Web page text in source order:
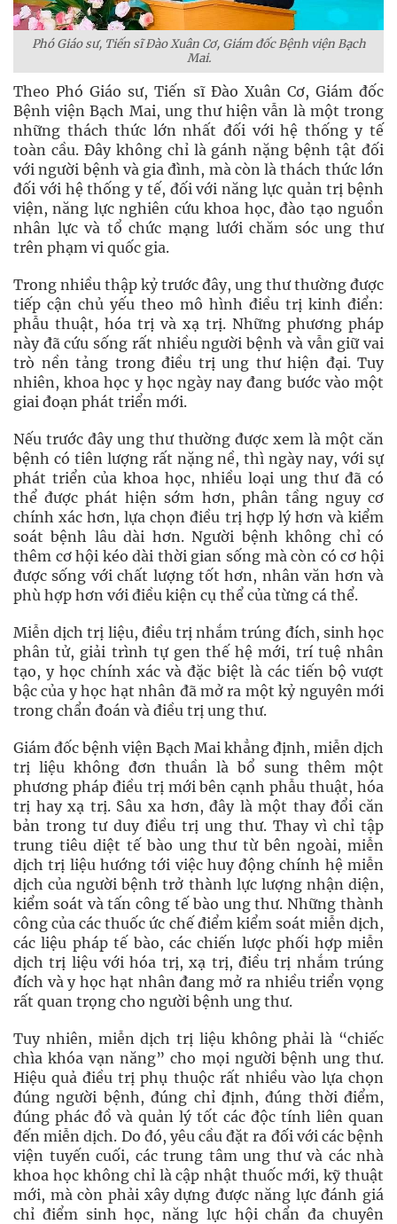
Phó Giáo sư, Tiến sĩ Đào Xuân Cơ, Giám đốc Bệnh viện Bạch
Mai.
Theo Phó Giáo sư, Tiến sĩ Đào Xuân Cơ, Giám đốc
Bệnh viện Bạch Mai, ung thư hiện vẫn là một trong
những thách thức lớn nhất đối với hệ thống y tế
toàn cầu. Đây không chỉ là gánh nặng bệnh tật đối
với người bệnh và gia đình, mà còn là thách thức lớn
đối với hệ thống y tế, đối với năng lực quản trị bệnh
viện, năng lực nghiên cứu khoa học, đào tạo nguồn
nhân lực và tổ chức mạng lưới chăm sóc ung thư
trên phạm vi quốc gia.
Trong nhiều thập kỷ trước đây, ung thư thường được
tiếp cận chủ yếu theo mô hình điều trị kinh điển:
phẫu thuật, hóa trị và xạ trị. Những phương pháp
này đã cứu sống rất nhiều người bệnh và vẫn giữ vai
trò nền tảng trong điều trị ung thư hiện đại. Tuy
nhiên, khoa học y học ngày nay đang bước vào một
giai đoạn phát triển mới.
Nếu trước đây ung thư thường được xem là một căn
bệnh có tiên lượng rất nặng nề, thì ngày nay, với sự
phát triển của khoa học, nhiều loại ung thư đã có
thể được phát hiện sớm hơn, phân tầng nguy cơ
chính xác hơn, lựa chọn điều trị hợp lý hơn và kiểm
soát bệnh lâu dài hơn. Người bệnh không chỉ có
thêm cơ hội kéo dài thời gian sống mà còn có cơ hội
được sống với chất lượng tốt hơn, nhân văn hơn và
phù hợp hơn với điều kiện cụ thể của từng cá thể.
Miễn dịch trị liệu, điều trị nhắm trúng đích, sinh học
phân tử, giải trình tự gen thế hệ mới, trí tuệ nhân
tạo, y học chính xác và đặc biệt là các tiến bộ vượt
bậc của y học hạt nhân đã mở ra một kỷ nguyên mới
trong chẩn đoán và điều trị ung thư.
Giám đốc bệnh viện Bạch Mai khẳng định, miễn dịch
trị liệu không đơn thuần là bổ sung thêm một
phương pháp điều trị mới bên cạnh phẫu thuật, hóa
trị hay xạ trị. Sâu xa hơn, đây là một thay đổi căn
bản trong tư duy điều trị ung thư. Thay vì chỉ tập
trung tiêu diệt tế bào ung thư từ bên ngoài, miễn
dịch trị liệu hướng tới việc huy động chính hệ miễn
dịch của người bệnh trở thành lực lượng nhận diện,
kiểm soát và tấn công tế bào ung thư. Những thành
công của các thuốc ức chế điểm kiểm soát miễn dịch,
các liệu pháp tế bào, các chiến lược phối hợp miễn
dịch trị liệu với hóa trị, xạ trị, điều trị nhắm trúng
đích và y học hạt nhân đang mở ra nhiều triển vọng
rất quan trọng cho người bệnh ung thư.
Tuy nhiên, miễn dịch trị liệu không phải là “chiếc
chìa khóa vạn năng” cho mọi người bệnh ung thư.
Hiệu quả điều trị phụ thuộc rất nhiều vào lựa chọn
đúng người bệnh, đúng chỉ định, đúng thời điểm,
đúng phác đồ và quản lý tốt các độc tính liên quan
đến miễn dịch. Do đó, yêu cầu đặt ra đối với các bệnh
viện tuyến cuối, các trung tâm ung thư và các nhà
khoa học không chỉ là cập nhật thuốc mới, kỹ thuật
mới, mà còn phải xây dựng được năng lực đánh giá
chỉ điểm sinh học, năng lực hội chẩn đa chuyên